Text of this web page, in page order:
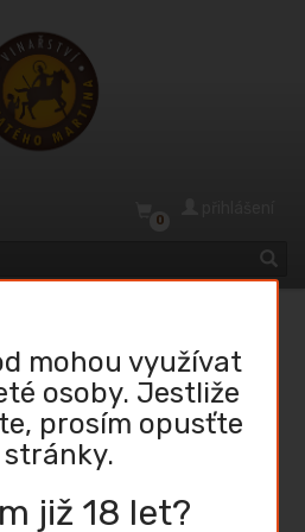
0
mohou využívat
osoby. Jestliže
prosím opusťte
již 18 let?